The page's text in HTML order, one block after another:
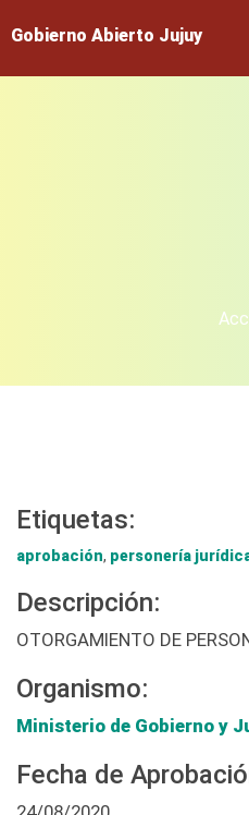
Gobierno Abierto Jujuy
Etiquetas:
aprobación, personería
Descripción:
OTORGAMIENTO DE
Organismo:
Ministerio de Gobierno y
Fecha de